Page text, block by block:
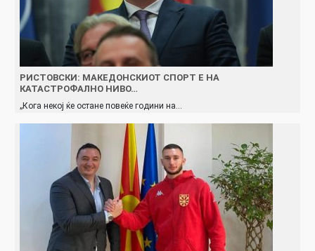
РИСТОВСКИ: МАКЕДОНСКИОТ СПОРТ Е НА
КАТАСТРОФАЛНО НИВО…
„Кога некој ќе остане повеќе години на…